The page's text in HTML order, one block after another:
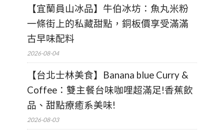
【宜蘭員山冰品】牛伯冰坊：魚丸米粉
一條街上的私藏甜點，銅板價享受滿滿
古早味配料
2026-08-04
【台北士林美食】Banana blue Curry &
Coffee：雙主餐台味咖哩超滿足!香蕉飲
品、甜點療癒系美味!
2026-08-03